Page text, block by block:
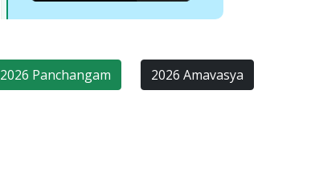
2026 Panchangam 2026 Amavasya